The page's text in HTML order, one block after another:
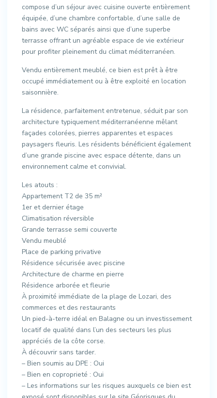
compose d’un séjour avec cuisine ouverte entièrement
équipée, d’une chambre confortable, d’une salle de
bains avec WC séparés ainsi que d’une superbe
terrasse offrant un agréable espace de vie extérieur
pour profiter pleinement du climat méditerranéen.
Vendu entièrement meublé, ce bien est prêt à être
occupé immédiatement ou à être exploité en location
saisonnière.
La résidence, parfaitement entretenue, séduit par son
architecture typiquement méditerranéenne mêlant
façades colorées, pierres apparentes et espaces
paysagers fleuris. Les résidents bénéficient également
d’une grande piscine avec espace détente, dans un
environnement calme et convivial.
Les atouts :
Appartement T2 de 35 m²
1er et dernier étage
Climatisation réversible
Grande terrasse semi couverte
Vendu meublé
Place de parking privative
Résidence sécurisée avec piscine
Architecture de charme en pierre
Résidence arborée et fleurie
À proximité immédiate de la plage de Lozari, des
commerces et des restaurants
Un pied-à-terre idéal en Balagne ou un investissement
locatif de qualité dans l’un des secteurs les plus
appréciés de la côte corse.
À découvrir sans tarder.
– Bien soumis au DPE : Oui
– Bien en coproprieté : Oui
– Les informations sur les risques auxquels ce bien est